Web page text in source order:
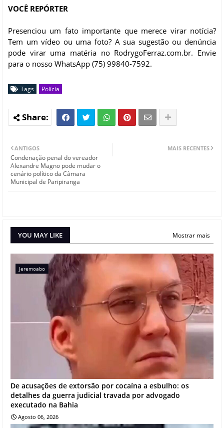
VOCÊ REPÓRTER
Presenciou um fato importante que merece virar notícia?
Tem um vídeo ou uma foto? A sua sugestão ou denúncia
pode virar uma matéria no RodrygoFerraz.com.br. Envie
para o nosso WhatsApp (75) 99840-7592.
Tags Polícia
MAIS RECENTES
ANTIGOS
Condenação penal do vereador
Alexandre Magno pode mudar o
cenário político da Câmara
Municipal de Paripiranga
YOU MAY LIKE Mostrar mais
Jeremoabo
De acusações de extorsão por cocaína a esbulho: os
detalhes da guerra judicial travada por advogado
executado na Bahia
Agosto 06, 2026